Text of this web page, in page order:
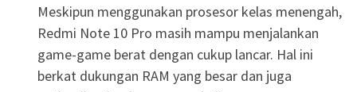
Meskipun menggunakan prosesor kelas menengah,
Redmi Note 10 Pro masih mampu menjalankan
game-game berat dengan cukup lancar. Hal ini
berkat dukungan RAM yang besar dan juga